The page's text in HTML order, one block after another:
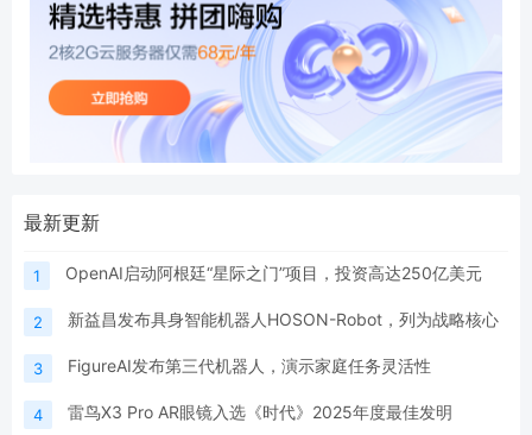
最新更新
1 OpenAI启动阿根廷“星际之门”项目，投资高达250亿美元
2 新益昌发布具身智能机器人HOSON-Robot，列为战略核心
3 FigureAI发布第三代机器人，演示家庭任务灵活性
4 雷鸟X3 Pro AR眼镜入选《时代》2025年度最佳发明